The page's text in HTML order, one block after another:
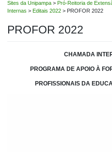
Sites da Unipampa > Pró-Reitoria de
Internas > Editais 2022 > PROFOR 2022
PROFOR 2022
CHAMADA
PROGRAMA DE APOIO À
PROFISSIONAIS DA